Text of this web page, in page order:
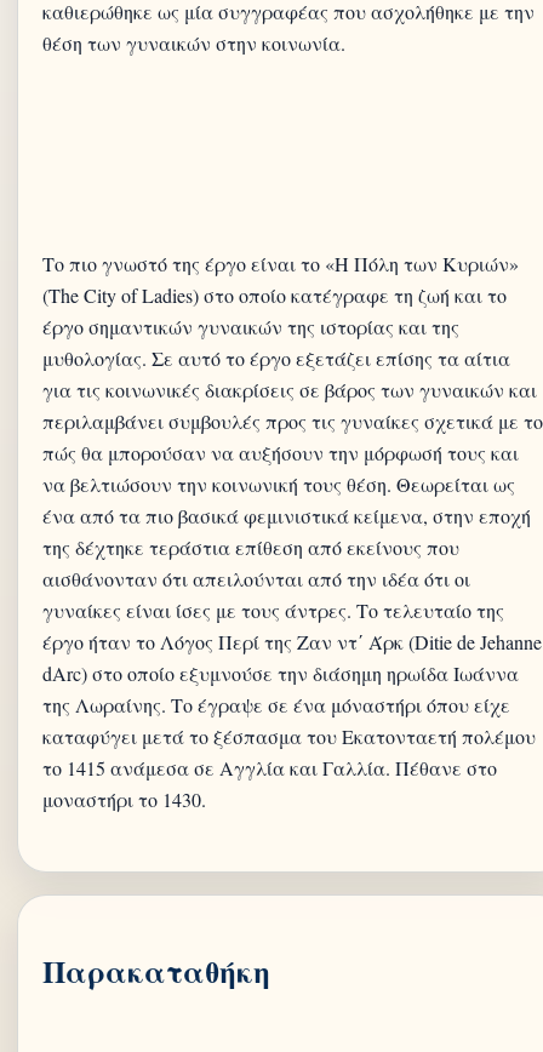
καθιερώθηκε ως μία συγγραφέας που ασχολήθηκε με την
θέση των γυναικών στην κοινωνία.
Το πιο γνωστό της έργο είναι το «Η Πόλη των Κυριών»
(The City of Ladies) στο οποίο κατέγραφε τη ζωή και το
έργο σημαντικών γυναικών της ιστορίας και της
μυθολογίας. Σε αυτό το έργο εξετάζει επίσης τα αίτια
για τις κοινωνικές διακρίσεις σε βάρος των γυναικών και
περιλαμβάνει συμβουλές προς τις γυναίκες σχετικά με το
πώς θα μπορούσαν να αυξήσουν την μόρφωσή τους και
να βελτιώσουν την κοινωνική τους θέση. Θεωρείται ως
ένα από τα πιο βασικά φεμινιστικά κείμενα, στην εποχή
της δέχτηκε τεράστια επίθεση από εκείνους που
αισθάνονταν ότι απειλούνται από την ιδέα ότι οι
γυναίκες είναι ίσες με τους άντρες. Το τελευταίο της
έργο ήταν το Λόγος Περί της Ζαν ντ΄ Άρκ (Ditie de Jehanne
dArc) στο οποίο εξυμνούσε την διάσημη ηρωίδα Ιωάννα
της Λωραίνης. Το έγραψε σε ένα μόναστήρι όπου είχε
καταφύγει μετά το ξέσπασμα του Εκατονταετή πολέμου
το 1415 ανάμεσα σε Αγγλία και Γαλλία. Πέθανε στο
μοναστήρι το 1430.
Παρακαταθήκη